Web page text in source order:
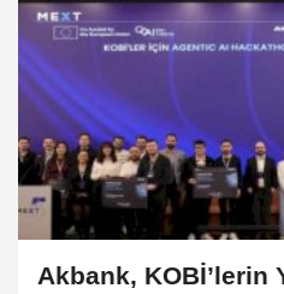
Akbank, KOBİ’lerin